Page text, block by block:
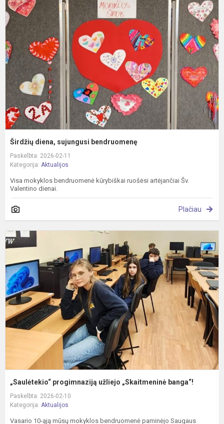
Širdžių diena, sujungusi bendruomenę
Paskelbta: 2026-02-11
Kategorija: Aktualijos
Visa mokyklos bendruomenė kūrybiškai ruošėsi artėjančiai Šv.
Valentino dienai.
Plačiau
„Saulėtekio“ progimnaziją užliejo „Skaitmeninė banga“!
Paskelbta: 2026-02-10
Kategorija: Aktualijos
Vasario 10-ąją mūsų mokyklos bendruomenė paminėjo Saugaus